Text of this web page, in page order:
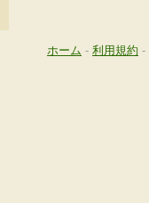
ホーム - 利用規約 -